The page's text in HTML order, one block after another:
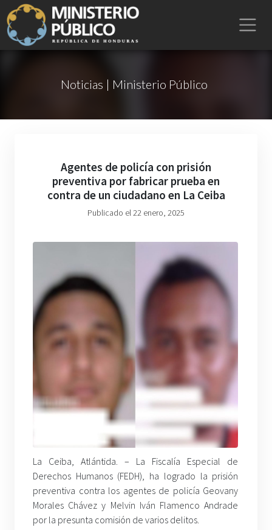
Noticias | Ministerio Público
Agentes de policía con prisión
preventiva por fabricar prueba en
contra de un ciudadano en La Ceiba
Publicado el 22 enero, 2025
La Ceiba, Atlántida. – La Fiscalía Especial de
Derechos Humanos (FEDH), ha logrado la prisión
preventiva contra los agentes de policía Geovany
Morales Chávez y Melvin Iván Flamenco Andrade
por la presunta comisión de varios delitos.